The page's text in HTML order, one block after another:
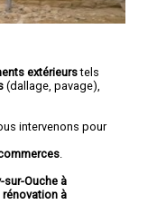
extérieurstels
(dallage, pavage),
intervenons pour
sur-Ouche à
à